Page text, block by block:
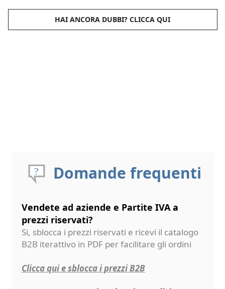
HAI ANCORA DUBBI? CLICCA QUI
Domande frequenti
Vendete ad aziende e Partite IVA a
prezzi riservati?
Si, sblocca i prezzi riservati e ricevi il catalogo
B2B iterattivo in PDF per facilitare gli ordini
Clicca qui e sblocca i prezzi B2B